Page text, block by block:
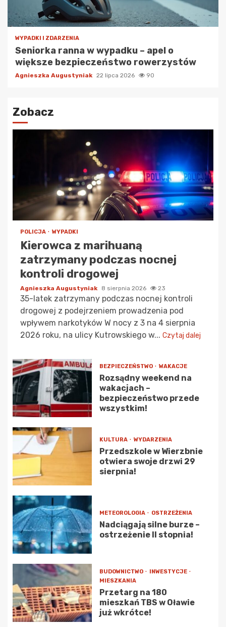
WYPADKI I ZDARZENIA
Seniorka ranna w wypadku – apel o
większe bezpieczeństwo rowerzystów
Agnieszka Augustyniak 22 lipca 2026 90
Zobacz
POLICJA WYPADKI
Kierowca z marihuaną
zatrzymany podczas nocnej
kontroli drogowej
Agnieszka Augustyniak 8 sierpnia 2026 23
35-latek zatrzymany podczas nocnej kontroli
drogowej z podejrzeniem prowadzenia pod
wpływem narkotyków W nocy z 3 na 4 sierpnia
2026 roku, na ulicy Kutrowskiego w... Czytaj dalej
BEZPIECZEŃSTWO WAKACJE
Rozsądny weekend na
wakacjach –
bezpieczeństwo przede
wszystkim!
KULTURA WYDARZENIA
Przedszkole w Wierzbnie
otwiera swoje drzwi 29
sierpnia!
METEOROLOGIA OSTRZEŻENIA
Nadciągają silne burze –
ostrzeżenie II stopnia!
BUDOWNICTWO
INWESTYCJE
MIESZKANIA
Przetarg na 180
mieszkań TBS w Oławie
już wkrótce!